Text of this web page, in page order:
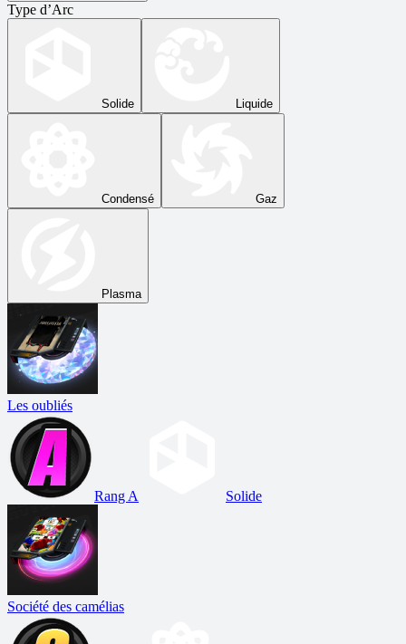
Type d’Arc
Solide Liquide
Condensé Gaz
Plasma
Les oubliés
Rang A Solide
Société des camélias